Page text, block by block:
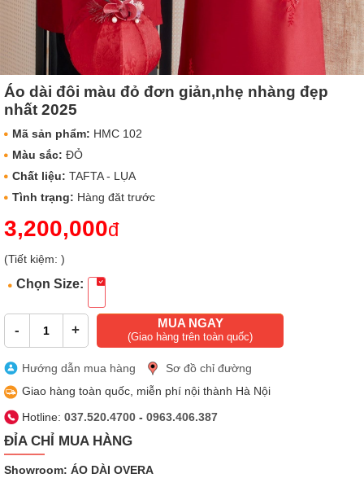
Áo dài đôi màu đỏ đơn giản,nhẹ nhàng đẹp
nhất 2025
Mã sản phẩm: HMC 102
Màu sắc: ĐỎ
Chất liệu: TAFTA - LỤA
Tình trạng: Hàng đăt trước
3,200,000đ
(Tiết kiệm: )
Chọn Size:
- + MUA NGAY
(Giao hàng trên toàn quốc)
Hướng dẫn mua hàng
Sơ đồ chỉ đường
Giao hàng toàn quốc, miễn phí nội thành Hà Nội
Hotline: 037.520.4700 - 0963.406.387
ĐỈA CHỈ MUA HÀNG
Showroom: ÁO DÀI OVERA